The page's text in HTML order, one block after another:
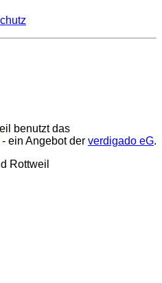
benutzt das
‐ ein Angebot der verdigado eG.